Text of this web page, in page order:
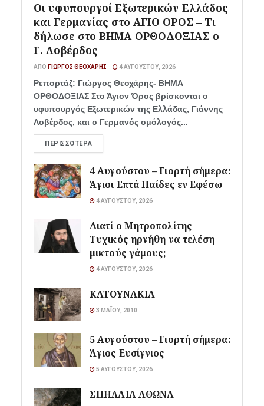
Οι υφυπουργοί Εξωτερικών Ελλάδος
και Γερμανίας στο ΑΓΙΟ ΟΡΟΣ – Τι
δήλωσε στο ΒΗΜΑ ΟΡΘΟΔΟΞΙΑΣ ο
Γ. Λοβέρδος
ΑΠΌ ΓΙΏΡΓΟΣ ΘΕΟΧΆΡΗΣ 4 ΑΥΓΟΎΣΤΟΥ, 2026
Ρεπορτάζ: Γιώργος Θεοχάρης- ΒΗΜΑ
ΟΡΘΟΔΟΞΙΑΣ Στο Άγιον Όρος βρίσκονται ο
υφυπουργός Εξωτερικών της Ελλάδας, Γιάννης
Λοβέρδος, και ο Γερμανός ομόλογός...
ΠΕΡΙΣΣΌΤΕΡΑ
4 Αυγούστου – Γιορτή σήμερα:
Άγιοι Επτά Παίδες εν Εφέσω
4 ΑΥΓΟΎΣΤΟΥ, 2026
Διατί ο Μητροπολίτης
Τυχικός ηρνήθη να τελέση
μικτούς γάμους;
4 ΑΥΓΟΎΣΤΟΥ, 2026
ΚΑΤΟΥΝΑΚΙΑ
3 ΜΑΪ́ΟΥ, 2010
5 Αυγούστου – Γιορτή σήμερα:
Άγιος Ευσίγνιος
5 ΑΥΓΟΎΣΤΟΥ, 2026
ΣΠΗΛΑΙΑ ΑΘΩΝΑ